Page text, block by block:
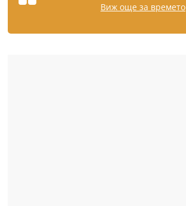
Виж още за времето